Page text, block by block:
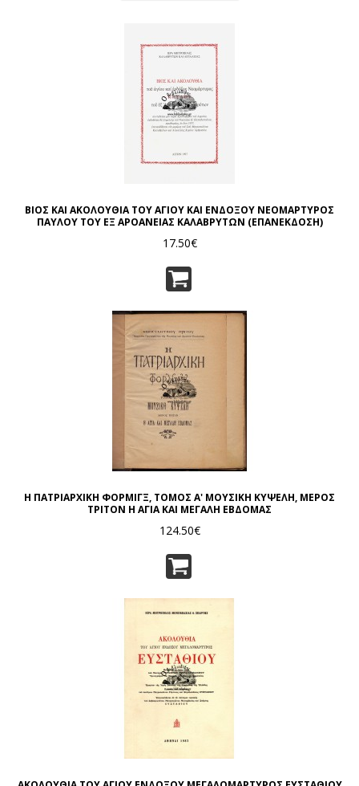
ΒΙΟΣ ΚΑΙ ΑΚΟΛΟΥΘΙΑ ΤΟΥ ΑΓΙΟΥ ΚΑΙ ΕΝΔΟΞΟΥ ΝΕΟΜΑΡΤΥΡΟΣ
ΠΑΥΛΟΥ ΤΟΥ ΕΞ ΑΡΟΑΝΕΙΑΣ ΚΑΛΑΒΡΥΤΩΝ (ΕΠΑΝΕΚΔΟΣΗ)
17.50€
Η ΠΑΤΡΙΑΡΧΙΚΗ ΦΟΡΜΙΓΞ, ΤΟΜΟΣ Α' ΜΟΥΣΙΚΗ ΚΥΨΕΛΗ, ΜΕΡΟΣ
ΤΡΙΤΟΝ Η ΑΓΙΑ ΚΑΙ ΜΕΓΑΛΗ ΕΒΔΟΜΑΣ
124.50€